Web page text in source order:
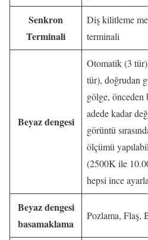
Senkron
Terminali
Diş kilitleme
terminali
Beyaz dengesi
Otomatik (3
tür), doğrudan
gölge, önceden
adede kadar
görüntü
ölçümü
(2500K ile
hepsi ince
Beyaz dengesi
basamaklama
Pozlama, Flaş,